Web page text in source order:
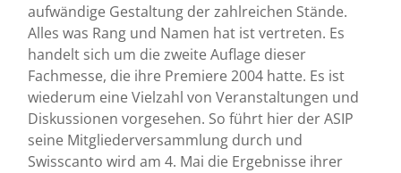
aufwändige Gestaltung der zahlreichen Stände.
Alles was Rang und Namen hat ist vertreten. Es
handelt sich um die zweite Auflage dieser
Fachmesse, die ihre Premiere 2004 hatte. Es ist
wiederum eine Vielzahl von Veranstaltungen und
Diskussionen vorgesehen. So führt hier der ASIP
seine Mitgliederversammlung durch und
Swisscanto wird am 4. Mai die Ergebnisse ihrer